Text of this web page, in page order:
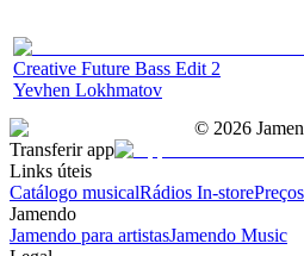
Creative Future Bass Edit 2
Yevhen Lokhmatov
© 2026
Transferir app
Links úteis
Catálogo musicalRádios In-storePreços
Jamendo
Jamendo para artistasJamendo Music